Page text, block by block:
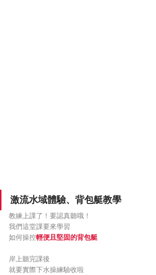
激流水域體驗、背包艇教學
教練上課了！要認真聽哦！
我們這堂課要來學習
如何操控輕便且堅固的背包艇
岸上聽完課後
就要實際下水操練驗收啦